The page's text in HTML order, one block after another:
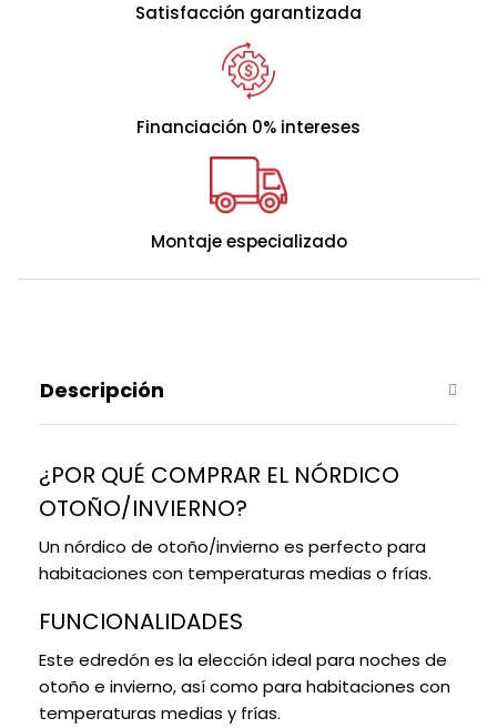
Satisfacción garantizada
Financiación 0% intereses
Montaje especializado
Descripción
¿POR QUÉ COMPRAR EL NÓRDICO
OTOÑO/INVIERNO?
Un nórdico de otoño/invierno es perfecto para
habitaciones con temperaturas medias o frías.
FUNCIONALIDADES
Este edredón es la elección ideal para noches de
otoño e invierno, así como para habitaciones con
temperaturas medias y frías.